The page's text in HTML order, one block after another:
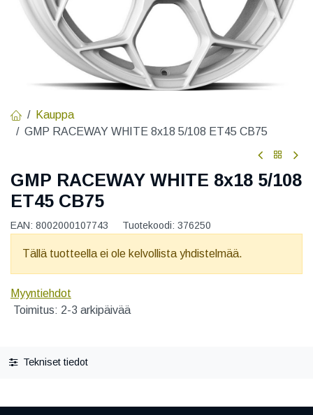
Kauppa
GMP RACEWAY WHITE 8x18 5/108 ET45 CB75
GMP RACEWAY WHITE 8x18 5/108
ET45 CB75
EAN: 8002000107743 Tuotekoodi: 376250
Tällä tuotteella ei ole kelvollista yhdistelmää.
Myyntiehdot
Toimitus: 2-3 arkipäivää
Tekniset tiedot